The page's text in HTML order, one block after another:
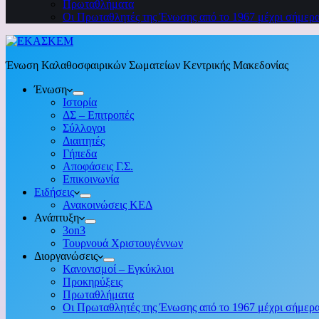
Πρωταθλήματα
Οι Πρωταθλητές της Ένωσης από το 1967 μέχρι
Ένωση Καλαθοσφαιρικών Σωματείων Κεντρικής Μακεδονίας
Ένωση
Ιστορία
ΔΣ – Επιτροπές
Σύλλογοι
Διαιτητές
Γήπεδα
Αποφάσεις Γ.Σ.
Επικοινωνία
Ειδήσεις
Ανακοινώσεις ΚΕΔ
Ανάπτυξη
3on3
Τουρνουά Χριστουγέννων
Διοργανώσεις
Κανονισμοί – Εγκύκλιοι
Προκηρύξεις
Πρωταθλήματα
Οι Πρωταθλητές της Ένωσης από το 1967 μέχρι